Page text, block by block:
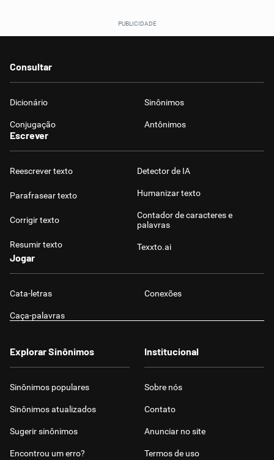
Consultar
Dicionário Sinônimos
Conjugação Antônimos
Escrever
Reescrever texto
Parafrasear texto
Corrigir texto
Resumir texto
Detector de IA
Humanizar texto
Contador de caracteres e
palavras
Texxto.ai
Jogar
Cata-letras Conexões
Caça-palavras
Explorar Sinônimos
Sinônimos populares
Sinônimos atualizados
Sugerir sinônimos
Encontrou um erro?
Institucional
Sobre nós
Contato
Anunciar no site
Termos de uso